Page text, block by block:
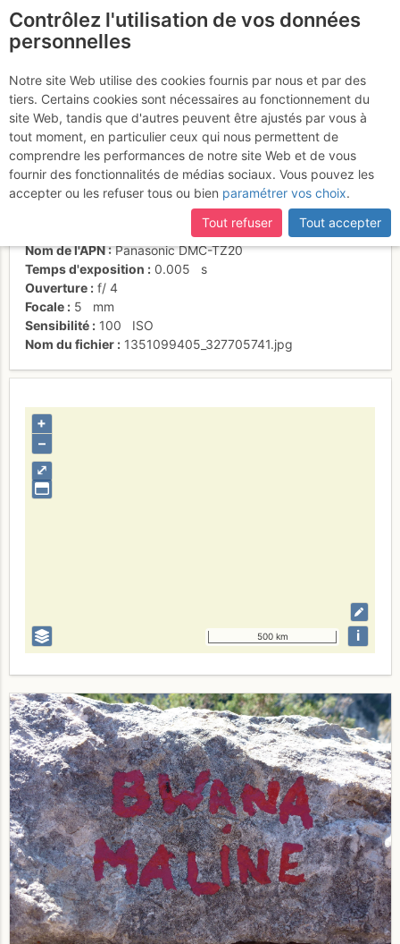
certaines pages ne sont plus accessibles, manquantes ou
incomplètes, déconnectez-vous puis reconnectez-vous à votre
compte sur le site.
Départ du rappel
Activités
Date/heure
13 juil. 2012 09:22
Contributeur
Thomas C
individuel (CC by-nc-nd)
Nom de l'APN
Panasonic DMC-TZ20
Temps d'exposition
0.005
s
Ouverture
f/ 4
Focale
5
mm
Sensibilité
100
ISO
Nom du fichier
1351099405_327705741.jpg
⤢
+
–
500 km i
Contrôlez l'utilisation de vos données
personnelles
Notre site Web utilise des cookies fournis par nous et par des
tiers. Certains cookies sont nécessaires au fonctionnement du
site Web, tandis que d'autres peuvent être ajustés par vous à
tout moment, en particulier ceux qui nous permettent de
comprendre les performances de notre site Web et de vous
fournir des fonctionnalités de médias sociaux. Vous pouvez les
accepter ou les refuser tous ou bien paramétrer vos choix.
Tout refuser
Tout accepter